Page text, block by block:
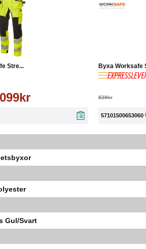
40 grader, ej torktumling, strykning låg
Stre... Byxa Worksafe
829kr
57101500653060
Gul/Svart